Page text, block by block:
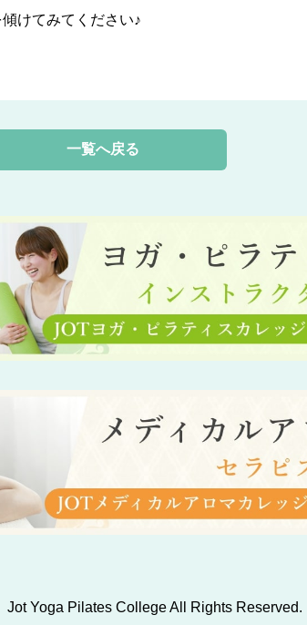
けてみてください♪
一覧へ戻る
Jot Yoga Pilates College All Rights Reserved.